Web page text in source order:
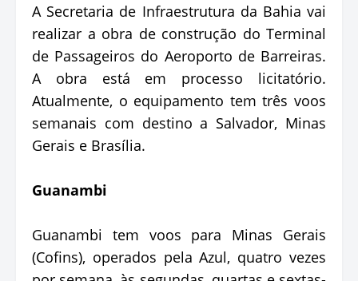
A Secretaria de Infraestrutura da Bahia vai
realizar a obra de construção do Terminal
de Passageiros do Aeroporto de Barreiras.
A obra está em processo licitatório.
Atualmente, o equipamento tem três voos
semanais com destino a Salvador, Minas
Gerais e Brasília.
Guanambi
Guanambi tem voos para Minas Gerais
(Cofins), operados pela Azul, quatro vezes